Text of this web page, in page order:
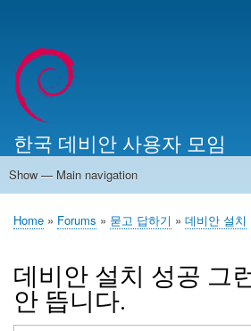
account
menu
한국 데비안 사용자 모임
Main
Show — Main navigation
Home
알리는 말씀
최근 게시물
위키 문서
미러 서버
Breadcrumb
Home Forums 묻고 답하기 데비안 설치
데비안 설치 성공 그
안 뜹니다.